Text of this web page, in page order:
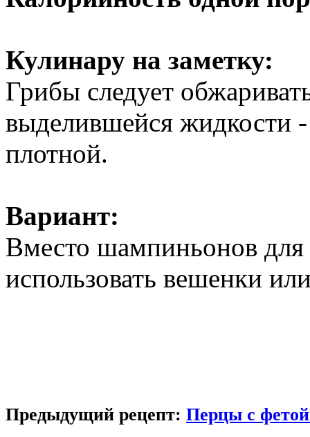
Кулинару на заметку:
Грибы следует
выделившейся жидкости -
плотной.
Вариант:
Вместо шампиньонов
использовать вешенки
Предыдущий рецепт: Перцы с